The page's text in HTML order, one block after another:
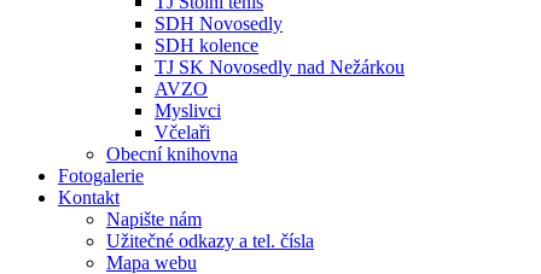
SDH Novosedly
SDH kolence
TJ SK Novosedly nad Nežárkou
AVZO
Myslivci
Včelaři
Obecní knihovna
Fotogalerie
Kontakt
Napište nám
Užitečné odkazy a tel. čísla
Mapa webu